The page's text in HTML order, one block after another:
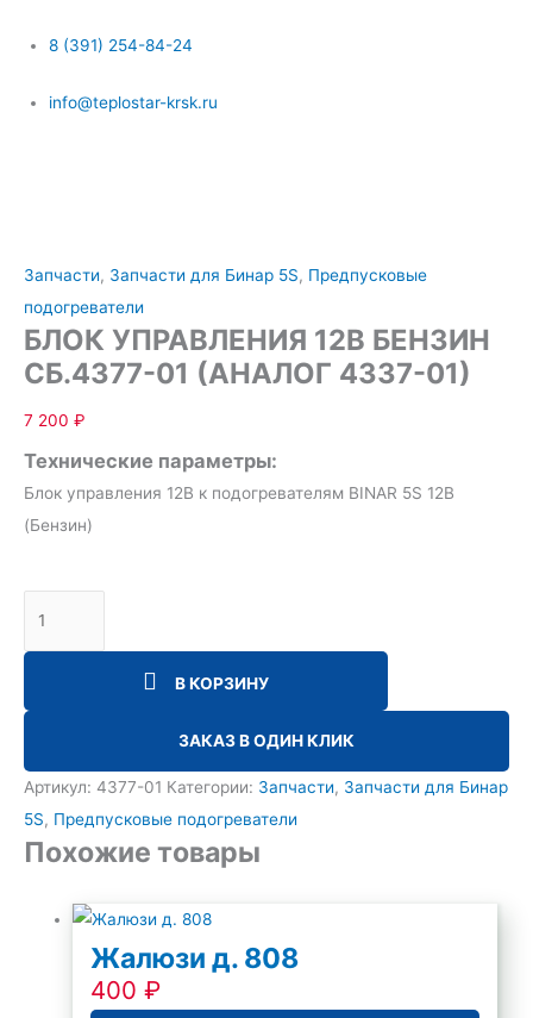
8 (391) 254-84-24
info@teplostar-krsk.ru
Запчасти, Запчасти для Бинар 5S, Предпусковые
подогреватели
БЛОК УПРАВЛЕНИЯ 12В БЕНЗИН
СБ.4377-01 (АНАЛОГ 4337-01)
7 200 ₽
Технические параметры:
Блок управления 12В к подогревателям BINAR 5S 12В
(Бензин)
В КОРЗИНУ
ЗАКАЗ В ОДИН КЛИК
Артикул: 4377-01 Категории: Запчасти, Запчасти для Бинар
5S, Предпусковые подогреватели
Похожие товары
Жалюзи д. 808
400₽